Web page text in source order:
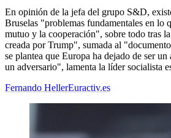
En opinión de la jefa del grupo S&D,
Bruselas "problemas fundamentales en lo
mutuo y la cooperación", sobre todo tras
creada por Trump", sumada al
se plantea que Europa ha dejado de ser
un adversario", lamenta la líder socialista
Fernando HellerEuractiv.es